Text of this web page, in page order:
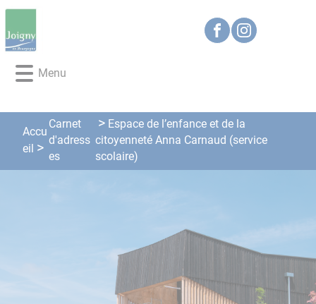
Lien
rapide
menu
Lien
rapide
contenu
Lien
rapide
Lien
rapide
pied
Menu
Accu
eil
Carnet
d'adress
es
Espace de l’enfance et de la
citoyenneté Anna Carnaud (service
scolaire)
Panneau de gestion des cookies